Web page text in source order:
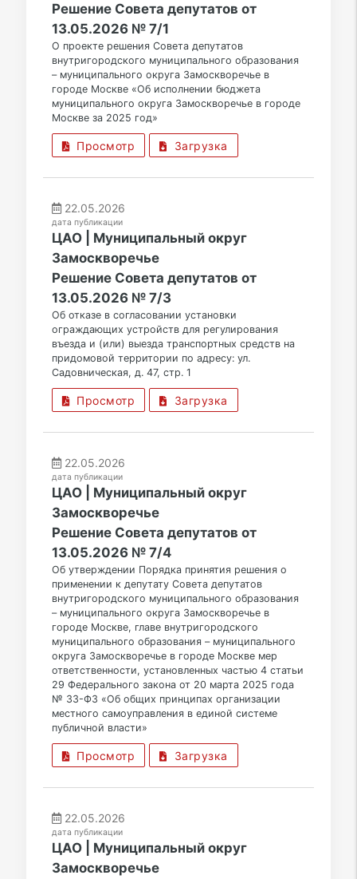
Решение Совета депутатов от
13.05.2026 № 7/1
О проекте решения Совета депутатов
внутригородского муниципального образования
– муниципального округа Замоскворечье в
городе Москве «Об исполнении бюджета
муниципального округа Замоскворечье в городе
Москве за 2025 год»
Просмотр Загрузка
22.05.2026
дата публикации
ЦАО | Муниципальный округ
Замоскворечье
Решение Совета депутатов от
13.05.2026 № 7/3
Об отказе в согласовании установки
ограждающих устройств для регулирования
въезда и (или) выезда транспортных средств на
придомовой территории по адресу: ул.
Садовническая, д. 47, стр. 1
Просмотр Загрузка
22.05.2026
дата публикации
ЦАО | Муниципальный округ
Замоскворечье
Решение Совета депутатов от
13.05.2026 № 7/4
Об утверждении Порядка принятия решения о
применении к депутату Совета депутатов
внутригородского муниципального образования
– муниципального округа Замоскворечье в
городе Москве, главе внутригородского
муниципального образования – муниципального
округа Замоскворечье в городе Москве мер
ответственности, установленных частью 4 статьи
29 Федерального закона от 20 марта 2025 года
№ 33-ФЗ «Об общих принципах организации
местного самоуправления в единой системе
публичной власти»
Просмотр Загрузка
22.05.2026
дата публикации
ЦАО | Муниципальный округ
Замоскворечье